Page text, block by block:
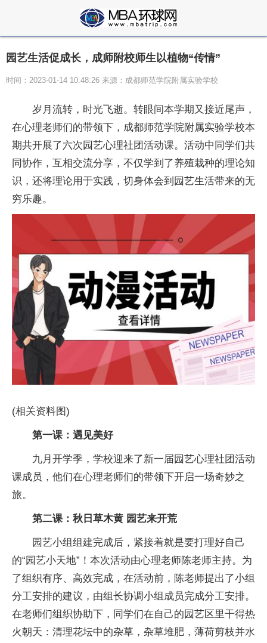
园艺生活促成长，成师附校师生以植物“传情”
时间：2023-01-14 10:48:26 来源：成都师范学院附属实验学校
岁月流转，时光飞逝。转眼间本学期又接近尾声，
在心理老师们的带领下，成都师范学院附属实验学校本
期共开展了六次园艺心理社团活动课。活动中同学们共
同协作，互相交流分享，不仅学到了养殖栽种的理论知
识，还将理论用于实践，切身体会到园艺生活带来的无
穷乐趣。
(相关资料图)
第一课：遇见美好
九月开学季，学校迎来了新一届园艺心理社团活动
课成员，他们在心理老师们的带领下开启一场奇妙之
旅。
第二课：秋日草木黄 园艺来开荒
园艺小组组建完成后，紧接着就是要打理好自己
的“园艺小天地”！本次活动由心理老师陈老师主持。为
了组织有序、高效完成，在活动前，陈老师提出了小组
分工安排的建议，由组长协调小组成员完成分工安排。
在老师们组织协助下，同学们在自己的园艺区里干得热
火朝天：清理花坛中的杂草，杂草堆肥，薄荷剪枝并水